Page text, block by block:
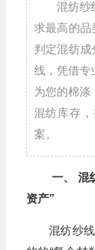
混纺纱
求最高的品
判定混纺成
线，凭借专
为您的棉涤
混纺库存
案。
一、 混
资产”
混纺纱